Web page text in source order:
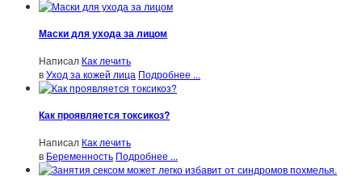
Маски для ухода за лицом
Написал Как лечить
вУход за кожей лица Подробнее ...
Как проявляется токсикоз?
Написал Как лечить
в Беременность Подробнее ...